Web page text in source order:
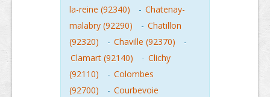
la-reine (92340)
- Chatenay-
malabry (92290)
- Chatillon
(92320)
- Chaville (92370)
-
Clamart (92140)
- Clichy
(92110)
- Colombes
(92700)
- Courbevoie